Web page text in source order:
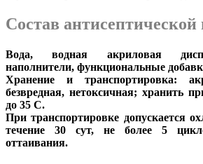
Состав антисептической
Вода, водная акриловая
наполнители, функциональные
Хранение и транспортировка:
безвредная, нетоксичная; хранить
до 35 С.
При транспортировке допускается
течение 30 сут, не более 5
оттаивания.